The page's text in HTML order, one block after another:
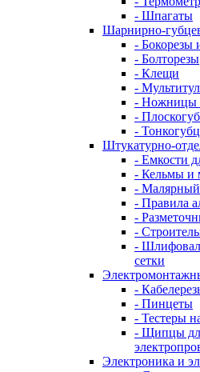
- Шпагаты
Шарнирно-
- Бокорезы
- Болторезы
- Клещи
-
- Ножницы
-
-
Штукатурно-
- Емкости
- Кельмы и
- Малярный
- Правила
-
-
-
сетки
-
- Пинцеты
- Тестеры
- Щипцы
Электроника и